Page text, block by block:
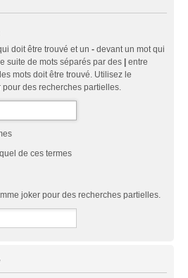
doit être trouvé et un - devant un mot qui
suite de mots séparés par des | entre
mots doit être trouvé. Utilisez le
des recherches partielles.
de ces termes
joker pour des recherches partielles.